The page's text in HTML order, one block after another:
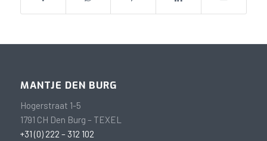
MANTJE DEN BURG
Hogerstraat 1-5
1791 CH Den Burg – TEXEL
+31 (0) 222 – 312 102